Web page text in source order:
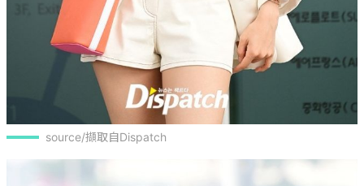
source/擷取自Dispatch